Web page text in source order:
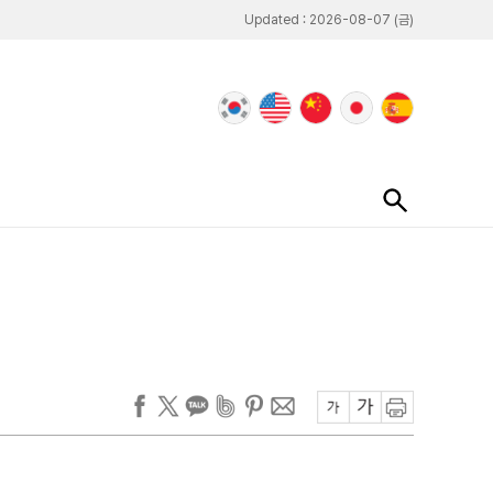
Updated : 2026-08-07 (금)